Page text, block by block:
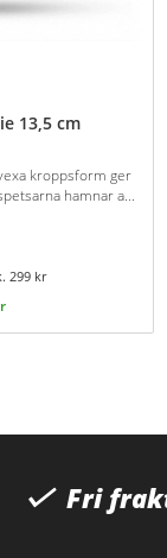
13,5 cm
kroppsform ger
hamnar a...
299 kr
Fri